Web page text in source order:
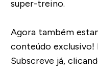
super-treino.
Agora também
conteúdo exclusivo!
Subscreve já,